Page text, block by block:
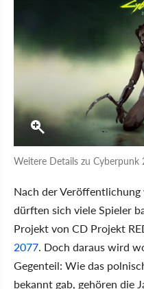
Weitere Details zu
Nach der Veröffentlichung
dürften sich viele Spieler
Projekt von CD Projekt
2077. Doch daraus wird
Gegenteil: Wie das
bekannt gab, gehören die